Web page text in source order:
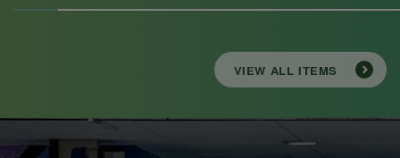
格
格
VIEW ALL ITEMS